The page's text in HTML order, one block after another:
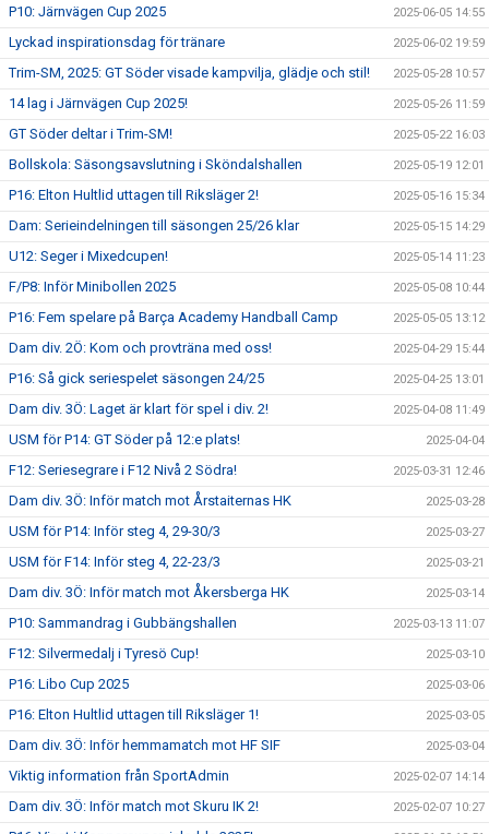
P10: Järnvägen Cup 2025 2025-06-05 14:55
Lyckad inspirationsdag för tränare 2025-06-02 19:59
Trim-SM, 2025: GT Söder visade kampvilja, glädje och stil! 2025-05-28 10:57
14 lag i Järnvägen Cup 2025! 2025-05-26 11:59
GT Söder deltar i Trim-SM! 2025-05-22 16:03
Bollskola: Säsongsavslutning i Sköndalshallen 2025-05-19 12:01
P16: Elton Hultlid uttagen till Riksläger 2! 2025-05-16 15:34
Dam: Serieindelningen till säsongen 25/26 klar 2025-05-15 14:29
U12: Seger i Mixedcupen! 2025-05-14 11:23
F/P8: Inför Minibollen 2025 2025-05-08 10:44
P16: Fem spelare på Barça Academy Handball Camp 2025-05-05 13:12
Dam div. 2Ö: Kom och provträna med oss! 2025-04-29 15:44
P16: Så gick seriespelet säsongen 24/25 2025-04-25 13:01
Dam div. 3Ö: Laget är klart för spel i div. 2! 2025-04-08 11:49
USM för P14: GT Söder på 12:e plats! 2025-04-04
F12: Seriesegrare i F12 Nivå 2 Södra! 2025-03-31 12:46
Dam div. 3Ö: Inför match mot Årstaiternas HK 2025-03-28
USM för P14: Inför steg 4, 29-30/3 2025-03-27
USM för F14: Inför steg 4, 22-23/3 2025-03-21
Dam div. 3Ö: Inför match mot Åkersberga HK 2025-03-14
P10: Sammandrag i Gubbängshallen 2025-03-13 11:07
F12: Silvermedalj i Tyresö Cup! 2025-03-10
P16: Libo Cup 2025 2025-03-06
P16: Elton Hultlid uttagen till Riksläger 1! 2025-03-05
Dam div. 3Ö: Inför hemmamatch mot HF SIF 2025-03-04
Viktig information från SportAdmin 2025-02-07 14:14
Dam div. 3Ö: Inför match mot Skuru IK 2! 2025-02-07 10:27